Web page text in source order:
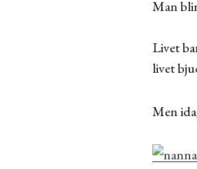
Man
Livet
livet
Men